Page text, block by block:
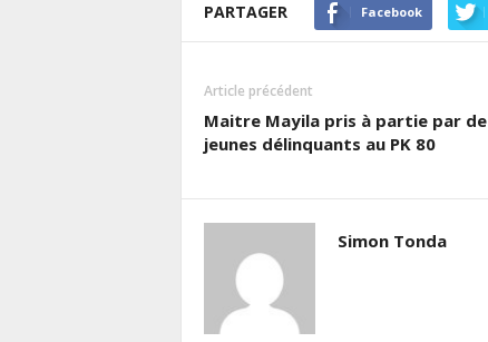
PARTAGER Facebook
Article précédent
Maitre Mayila pris à partie par de
jeunes délinquants au PK 80
Simon Tonda